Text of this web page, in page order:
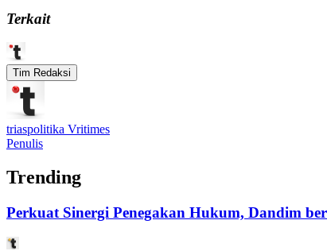
Terkait
Tim Redaksi
triaspolitika Vritimes
Penulis
Trending
Perkuat Sinergi Penegakan Hukum, Dandim